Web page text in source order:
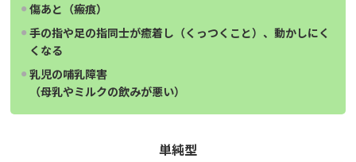
傷あと（瘢痕）
手の指や足の指同士が癒着し（くっつくこと）、動かしにく
くなる
乳児の哺乳障害
（母乳やミルクの飲みが悪い）
単純型